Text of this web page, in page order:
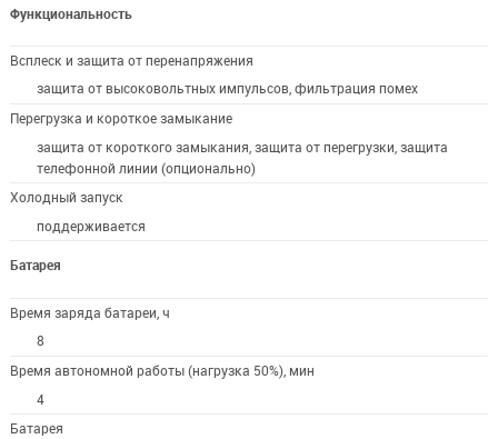
Функциональность
Всплеск и защита от перенапряжения
защита от высоковольтных импульсов, фильтрация помех
Перегрузка и короткое замыкание
защита от короткого замыкания, защита от перегрузки, защита
телефонной линии (опционально)
Холодный запуск
поддерживается
Батарея
Время заряда батареи, ч
8
Время автономной работы (нагрузка 50%), мин
4
Батарея